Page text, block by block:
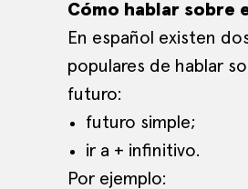
Cómo hablar sobre
En español existen
populares de hablar
futuro:
futuro simple;
ir a + infinitivo.
Por ejemplo: